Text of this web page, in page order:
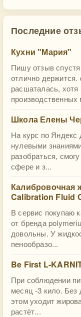
Последние
Кухни "Мария"
Пишу отзыв
отлично
расшаталась, хотя
производственных
Школа Елены
На курс по Яндекс
нулевыми
разобраться,
сфере и з...
Калибровочная
Calibration Fluid
В сервис покупаю
от бренда
довольны. У
пенообразо...
Be First L-
При соблюдении
месяц -3 кило. Без
этом уходит
растёт...